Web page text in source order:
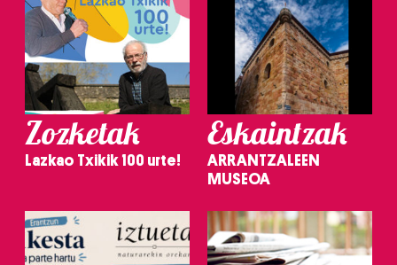
Zozketak
Lazkao Txikik 100 urte!
Eskaintzak
ARRANTZALEEN
MUSEOA